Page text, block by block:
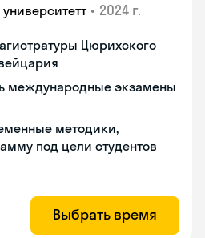
• 2024 г.
Цюрихского
международные экзамены
методики,
под цели студентов
Выбрать время